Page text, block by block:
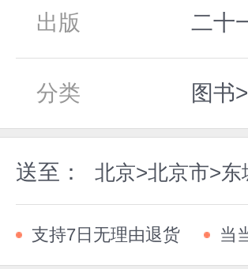
出版 二十
分类 图书
送至： 北京>北京市>东
支持7日无理由退货 当